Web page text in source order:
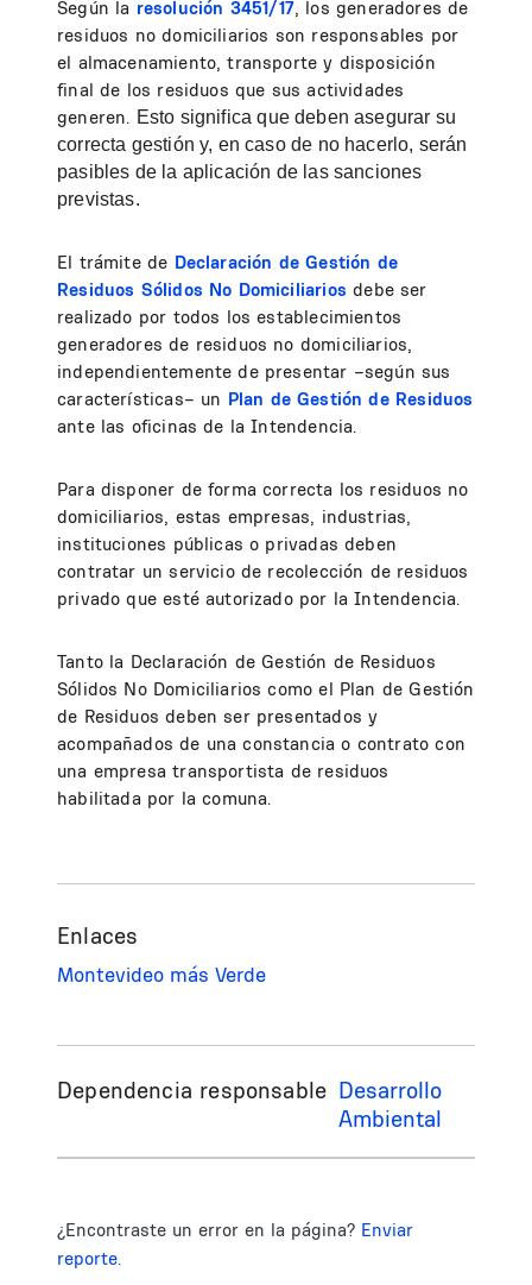
Según la resolución 3451/17, los generadores de
residuos no domiciliarios son responsables por
el almacenamiento, transporte y disposición
final de los residuos que sus actividades
generen. Esto significa que deben asegurar su
correcta gestión y, en caso de no hacerlo, serán
pasibles de la aplicación de las sanciones
previstas.
El trámite de Declaración de Gestión de
Residuos Sólidos No Domiciliarios debe ser
realizado por todos los establecimientos
generadores de residuos no domiciliarios,
independientemente de presentar –según sus
características– un Plan de Gestión de Residuos
ante las oficinas de la Intendencia.
Para disponer de forma correcta los residuos no
domiciliarios, estas empresas, industrias,
instituciones públicas o privadas deben
contratar un servicio de recolección de residuos
privado que esté autorizado por la Intendencia.
Tanto la Declaración de Gestión de Residuos
Sólidos No Domiciliarios como el Plan de Gestión
de Residuos deben ser presentados y
acompañados de una constancia o contrato con
una empresa transportista de residuos
habilitada por la comuna.
Enlaces
Montevideo más Verde
Dependencia responsable Desarrollo
Ambiental
¿Encontraste un error en la página? Enviar
reporte.